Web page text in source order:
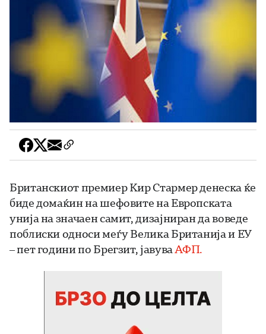
Британскиот премиер Кир Стармер денеска ќе
биде домаќин на шефовите на Европската
унија на значаен самит, дизајниран да воведе
поблиски односи меѓу Велика Британија и ЕУ
– пет години по Брегзит, јавуваАФП.